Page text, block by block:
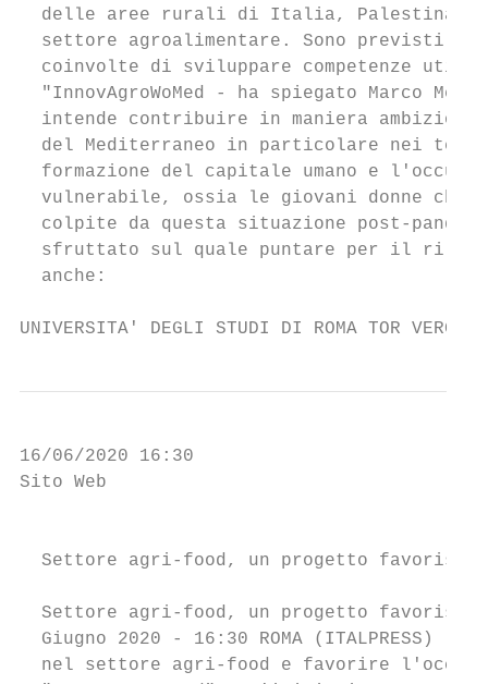
delle aree rurali di Italia, Palestina,
settore agroalimentare. Sono previsti
coinvolte di sviluppare competenze
"InnovAgroWoMed - ha spiegato Marco
intende contribuire in maniera
del Mediterraneo in particolare nei
formazione del capitale umano e
vulnerabile, ossia le giovani donne che
colpite da questa situazione post-
sfruttato sul quale puntare per il
  anche:
UNIVERSITA' DEGLI STUDI DI ROMA TOR
16/06/2020 16:30
Sito Web
Settore agri-food, un progetto favorisce
Settore agri-food, un progetto
Giugno 2020 - 16:30 ROMA (ITALPRESS) -
nel settore agri-food e favorire